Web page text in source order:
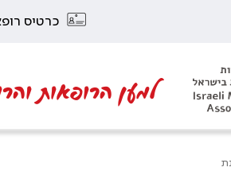
כרטיס
למען הרופאות